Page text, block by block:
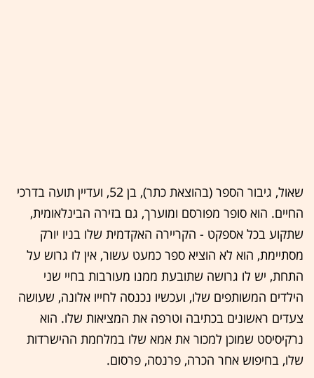
שאול, גיבור הספר (בהוצאת כתר), בן 52, ועדיין תועה בדרכי
החיים. הוא סופר מפורסם ומוערך, גם בזירה הבינלאומית,
שתקוע בכל אספקט - הקריירה האקדמית שלו בניו יורק
מסתיימת, הוא לא הוציא ספר כמעט עשור, אין לו גרוש על
התחת, יש לו גרושה שתובעת ממנו מעורבות בחיי שני
הילדים המשותפים שלו, ועכשיו נכנסה לחייו אלונה, שעושה
צעדים ראשונים בכתיבה וטרפה את המציאות שלו. הוא
נרקיסיסט שמוכן למכור את אמא שלו במלחמת ההישרדות
שלו, בחיפוש אחר הכרה, פרנסה, פרסום.